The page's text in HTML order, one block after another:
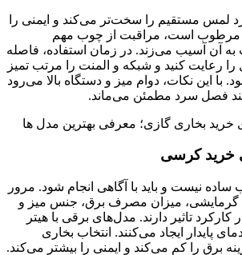
لمس مستقیم را سخت‌تر می‌کند و ایمنی را
مرطوب است، مراقبت از چوب مهم
آن آسیب می‌زند. در زمان استفاده، فاصله
را رعایت کنید و شبکه و المنت را مرتب تمیز
با این نکات، دوام میز و دستگاه بالا می‌رود
فصل سرد مطمئن می‌ماند.
خرید بخاری گازی؛ معرفی بهترین مدل ها
خرید کرسی
نیست و باید با آگاهی انجام شود. مرور
گرمایشی، میزان مصرف برق، جنس میز و
تاثیر دارند. مدل‌های برقی با هیتر
پایدار ایجاد می‌کنند. انتخاب بخاری
را کم می‌کند و ایمنی را بیشتر می‌کند.